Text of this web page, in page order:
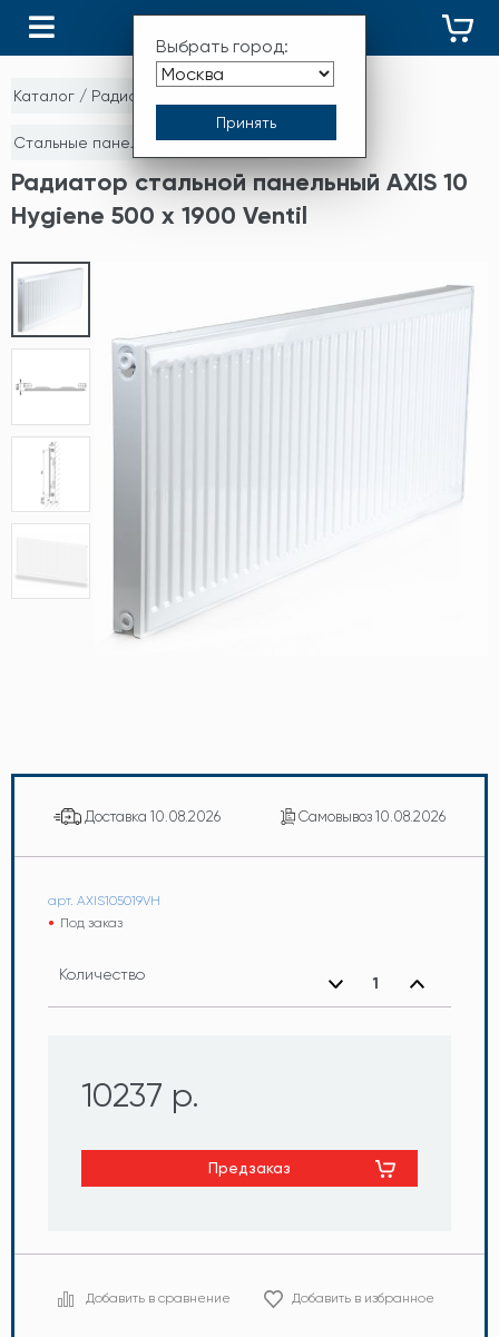
Выбрать город:
Каталог / Радиаторы отопления
Стальные панельные радиаторы
Радиатор стальной панельный AXIS 10
Hygiene 500 x 1900 Ventil
Доставка 10.08.2026 Самовывоз 10.08.2026
арт. AXIS105019VH
Под заказ
Количество
10237 р.
Предзаказ
Добавить в сравнение Добавить в избранное